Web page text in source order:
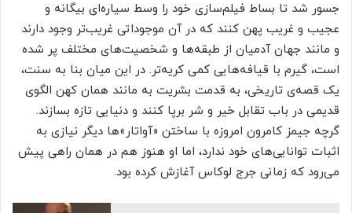
جسور شد تا بساط فیلم‌سازی خود را وسط سیاره‌ای بیگانه و
عجیب و غریب پهن کنند که در آن موجوداتی غریب‌تر وجود دارند
و مانند جهان آدمیان از طبقه‌ها و شخصیت‌های مختلف پر شده
است، گیرم با قیافه‌هایی کمی کریه‌تر. در این میان بنا به سنت،
یک قصه‌ی تاریخی، به قدمت بشریت به مانند همان کهن الگوی
قدیمی در باب تقابل خیر و شر برپا کنند و دنیایی تازه بسازند.
گرچه جیمز کامرون امروزه با ساختن «آواتار»ها دیگر نیازی به
اثبات توانایی‌های خود ندارد، اما او هنوز هم در همان راهی پیش
می‌رود که زمانی جرج لوکاس آغازش کرده بود.